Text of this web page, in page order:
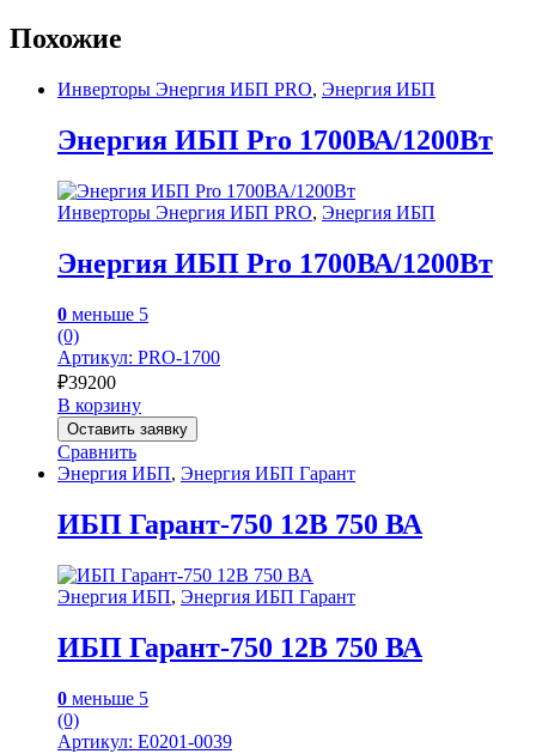
Похожие
Инверторы Энергия ИБП PRO, Энергия ИБП
Энергия ИБП Pro 1700ВА/1200Вт
Инверторы Энергия ИБП PRO, Энергия ИБП
Энергия ИБП Pro 1700ВА/1200Вт
0 меньше 5
(0)
Артикул: PRO-1700
₽39200
В корзину
Оставить заявку
Сравнить
Энергия ИБП, Энергия ИБП Гарант
ИБП Гарант-750 12В 750 ВА
Энергия ИБП, Энергия ИБП Гарант
ИБП Гарант-750 12В 750 ВА
0 меньше 5
(0)
Артикул: Е0201-0039